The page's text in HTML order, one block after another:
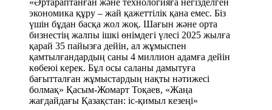
«Әртараптанған және технологияға негізделген
экономика құру – жай қажеттілік қана емес. Біз
үшін бұдан басқа жол жоқ. Шағын және орта
бизнестің жалпы ішкі өнімдегі үлесі 2025 жылға
қарай 35 пайызға дейін, ал жұмыспен
қамтылғандардың саны 4 миллион адамға дейін
көбеюі керек. Бұл осы саланы дамытуға
бағытталған жұмыстардың нақты нәтижесі
болмақ» Қасым-Жомарт Тоқаев, «Жаңа
жағдайдағы Қазақстан: іс-қимыл кезеңі»